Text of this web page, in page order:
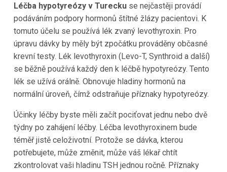
Léčba hypotyreózy v Tureckuse nejčastěji provádí
podáváním podpory hormonů štítné žlázy pacientovi. K
tomuto účelu se používá lék zvaný levothyroxin. Pro
úpravu dávky by měly být zpočátku prováděny občasné
krevní testy. Lék levothyroxin (Levo-T, Synthroid a další)
se běžně používá každý den k léčbě hypotyreózy. Tento
lék se užívá orálně. Obnovuje hladiny hormonů na
normální úroveň, čímž odstraňuje příznaky hypotyreózy.
Účinky léčby byste měli začít pociťovat jednu nebo dvě
týdny po zahájení léčby. Léčba levothyroxinem bude
téměř jistě celoživotní. Protože se dávka, kterou
potřebujete, může změnit, může váš lékař chtít
zkontrolovat vaši hladinu TSH jednou ročně. Příznaky